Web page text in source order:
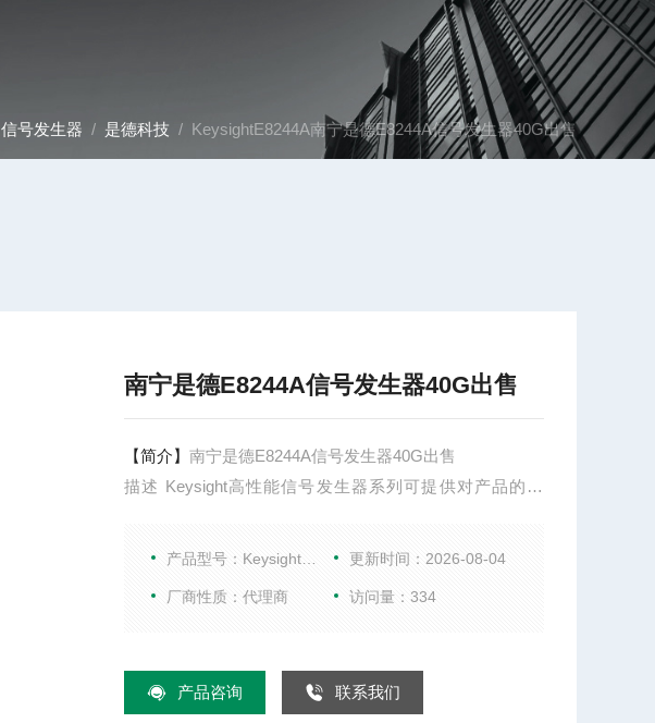
信号发生器 / 是德科技 / KeysightE8244A南宁是德E8244A信号发生器40G出售
南宁是德E8244A信号发生器40G出售
【简介】南宁是德E8244A信号发生器40G出售
描述 Keysight高性能信号发生器系列可提供对产品的评
列在20GHz时可提供20dBm（选件1EA），从而降低设备
产品型号：KeysightE8244A 更新时间：2026-08-04
厂商性质：代理商 访问量：334
产品咨询 联系我们